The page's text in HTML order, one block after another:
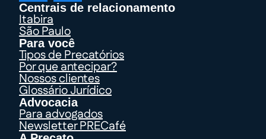
Centrais de relacionamento
Itabira
São Paulo
Para você
Tipos de Precatórios
Por que antecipar?
Nossos clientes
Glossário Jurídico
Advocacia
Para advogados
Newsletter PRECafé